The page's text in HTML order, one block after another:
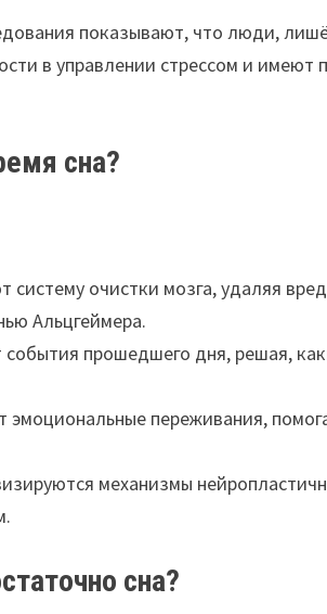
показывают, что люди,
в управлении стрессом и имеют
сна?
систему очистки мозга, удаляя
Альцгеймера.
события прошедшего дня, решая,
эмоциональные переживания,
механизмы
сна?